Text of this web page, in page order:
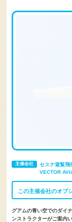
主催会社
セスナ遊覧飛
VECTOR
この主催会社のオプ
グアムの青い空でのダイ
ンストラクターがご案内